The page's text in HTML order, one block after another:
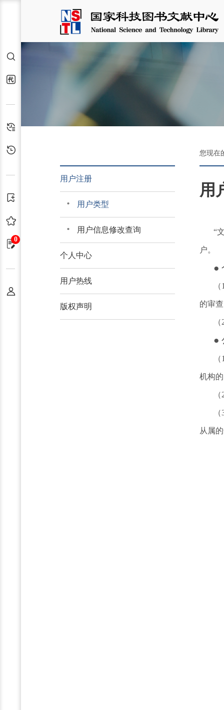
检索历史
0
用户注册
用户类型
用户信息修改查询
个人中心
用户热线
版权声明
您现在
用
“
户。
●
的审
●
机构
从属